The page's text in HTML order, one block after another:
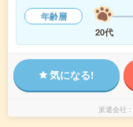
年齢層
20代
気になる!
派遣会社